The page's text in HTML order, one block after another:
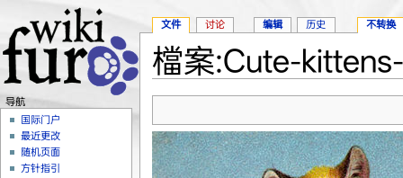
檔案:Cute-
文件 讨论 编辑 历史 不转换
导航
国际门户
最近更改
随机页面
方针指引